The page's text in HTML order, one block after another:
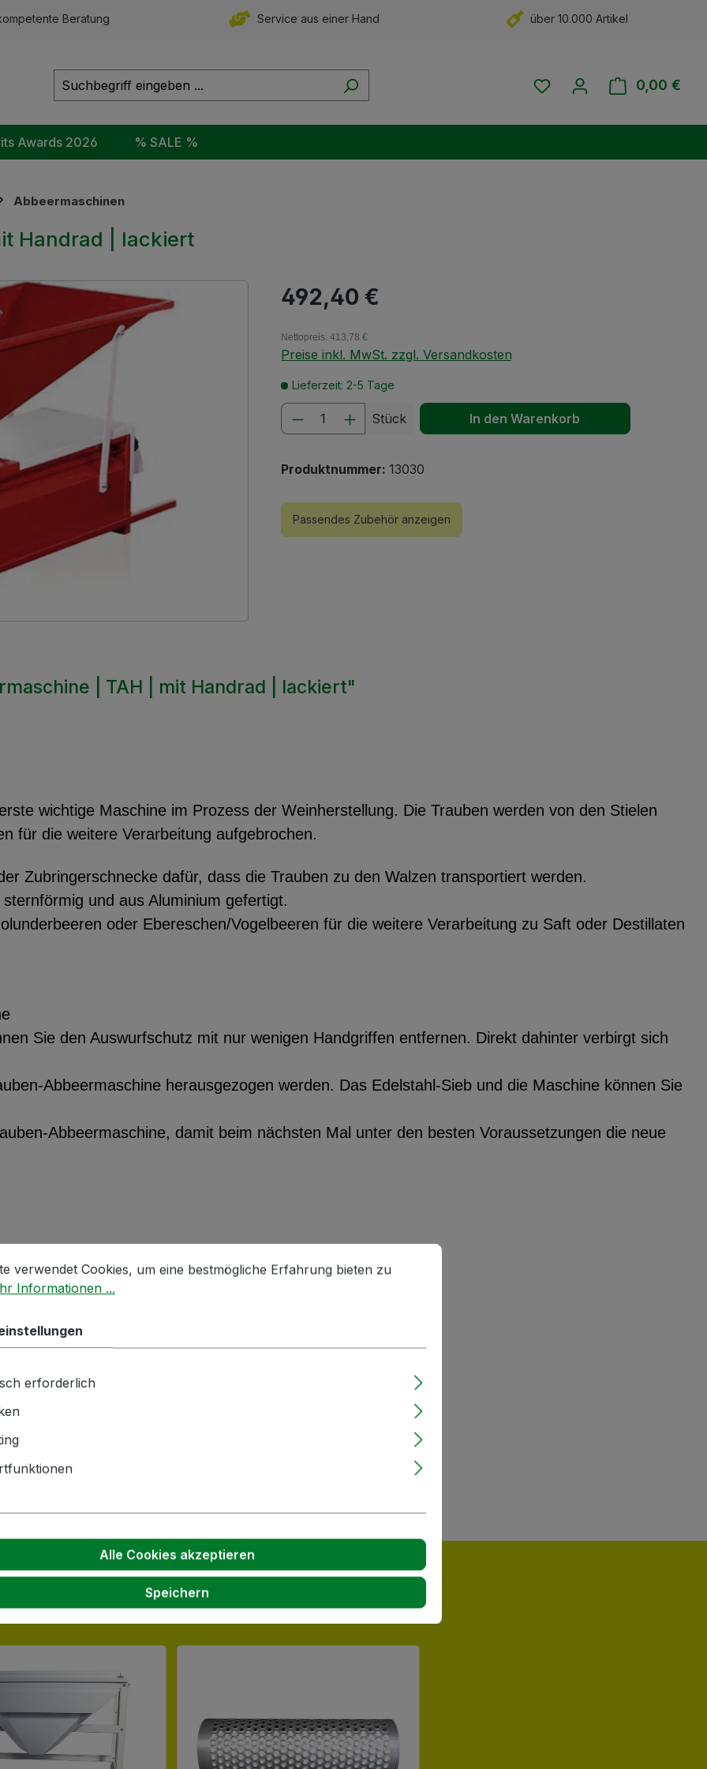
Beratung Service aus einer Hand über 10.000 Artikel
Du hast 0 Produkte auf
0,00 €
Awards 2026 % SALE %
Abbeermaschinen
Handrad | lackiert
Regulärer Preis:
492,40 €
Nettopreis: 413,78 €
Preise inkl. MwSt. zzgl. Versandkosten
Lieferzeit: 2-5 Tage
Produkt Anzahl: Gib den gewünschten Wert
Stück In den Warenkorb
Produktnummer: 13030
Passendes Zubehör anzeigen
| TAH | mit Handrad | lackiert"
wichtige Maschine im Prozess der Weinherstellung. Die Trauben werden von den Stielen
für die weitere Verarbeitung aufgebrochen.
Zubringerschnecke dafür, dass die Trauben zu den Walzen transportiert werden.
und aus Aluminium gefertigt.
oder Ebereschen/Vogelbeeren für die weitere Verarbeitung zu Saft oder Destillaten
Sie den Auswurfschutz mit nur wenigen Handgriffen entfernen. Direkt dahinter verbirgt sich
Abbeermaschine herausgezogen werden. Das Edelstahl-Sieb und die Maschine können Sie
Abbeermaschine, damit beim nächsten Mal unter den besten Voraussetzungen die neue
GmbH | Zementwerk 3 |
| info(at)bockmeyer.de
Cookies, um eine bestmögliche Erfahrung bieten zu können.
Mehr Informationen ...
verwendet Cookies, um eine bestmögliche Erfahrung bieten zu
Informationen ...
erforderlich
Alle Cookies akzeptieren
Speichern